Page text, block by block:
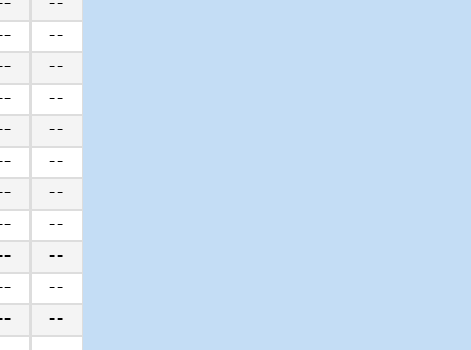
--
--
--
--
--
--
--
--
--
--
--